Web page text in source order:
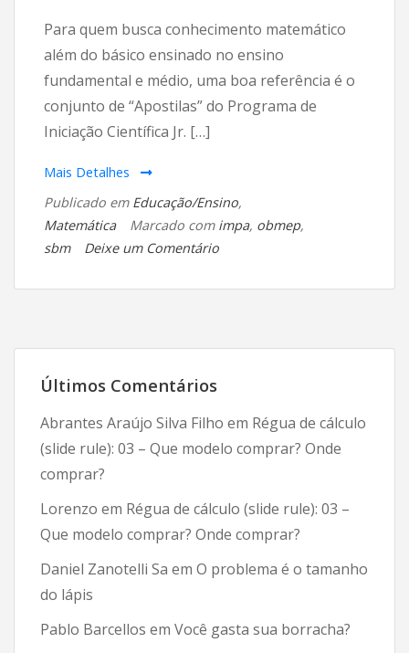
Para quem busca conhecimento matemático
além do básico ensinado no ensino
fundamental e médio, uma boa referência é o
conjunto de “Apostilas” do Programa de
Iniciação Científica Jr. […]
Mais Detalhes
Publicado em Educação/Ensino,
Matemática
Marcado com impa, obmep,
sbm
Deixe um Comentárioem
do
Últimos Comentários
Abrantes Araújo Silva Filho em Régua de cálculo
(slide rule): 03 – Que modelo comprar? Onde
comprar?
Lorenzo em Régua de cálculo (slide rule): 03 –
Que modelo comprar? Onde comprar?
Daniel Zanotelli Sa em O problema é o tamanho
do lápis
Pablo Barcellos em Você gasta sua borracha?